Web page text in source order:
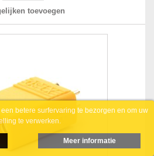
betere surfervaring te bezorgen en om uw
te verwerken.
Meer informatie
toevoegen